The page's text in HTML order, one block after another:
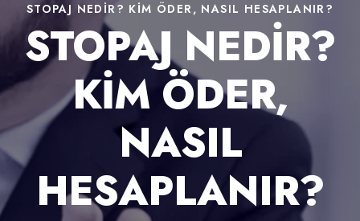
STOPAJ NEDIR? KIM ÖDER, NASIL HESAPLANIR?
STOPAJ NEDIR?
KIM ÖDER,
NASIL
HESAPLANIR?